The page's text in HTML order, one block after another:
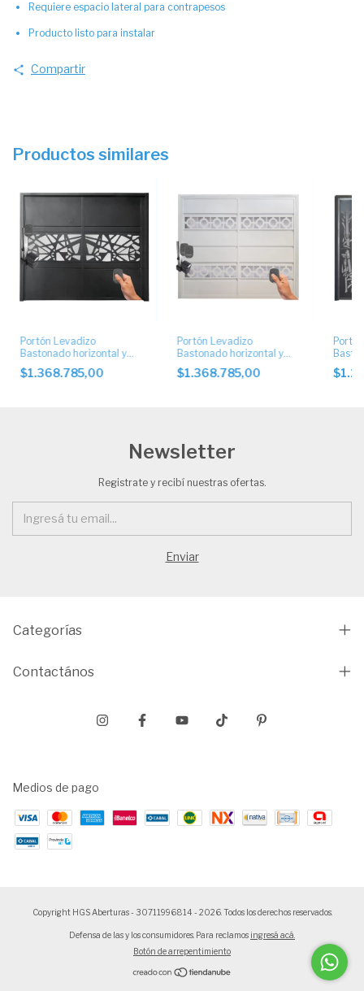
Requiere espacio lateral para contrapesos
Producto listo para instalar
Compartir
Productos similares
Portón Levadizo
Bastonado horizontal y
chapa artística
automático. Art. 1051
$1.368.785,00
Portón Levadizo
Bastonado horizontal y
chapa artística
automáticos
$1.368.785,00
Newsletter
Registrate y recibí nuestras ofertas.
Categorías
Contactános
Medios de pago
Copyright HGS Aberturas - 30711996814 - 2026. Todos los derechos reservados.
Defensa de las y los consumidores. Para reclamos ingresá acá.
Botón de arrepentimiento